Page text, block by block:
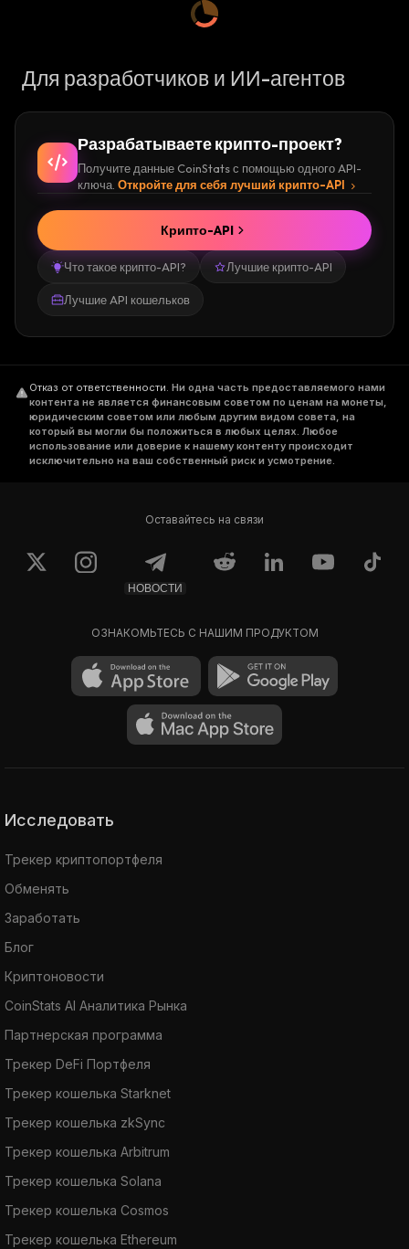
Для разработчиков и ИИ-агентов
Разрабатываете крипто-проект?
Получите данные CoinStats с помощью одного API-
ключа. Откройте для себя лучший крипто-API
Что такое крипто-API? Лучшие крипто-API
Лучшие API кошельков
Крипто-API
Отказ от ответственности. Ни одна часть предоставляемого нами
контента не является финансовым советом по ценам на монеты,
юридическим советом или любым другим видом совета, на
который вы могли бы положиться в любых целях. Любое
использование или доверие к нашему контенту происходит
исключительно на ваш собственный риск и усмотрение.
Оставайтесь на связи
НОВОСТИ
ОЗНАКОМЬТЕСЬ С НАШИМ ПРОДУКТОМ
Исследовать
Трекер криптопортфеля
Обменять
Заработать
Блог
Криптоновости
CoinStats AI Аналитика Рынка
Партнерская программа
Трекер DeFi Портфеля
Трекер кошелька Starknet
Трекер кошелька zkSync
Трекер кошелька Arbitrum
Трекер кошелька Solana
Трекер кошелька Cosmos
Трекер кошелька Ethereum